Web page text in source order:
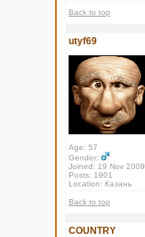
Back to top
utyf69
Age: 57
Gender:
Joined: 19 Nov 2009
Posts: 1901
Location: Казань
Back to top
COUNTRY